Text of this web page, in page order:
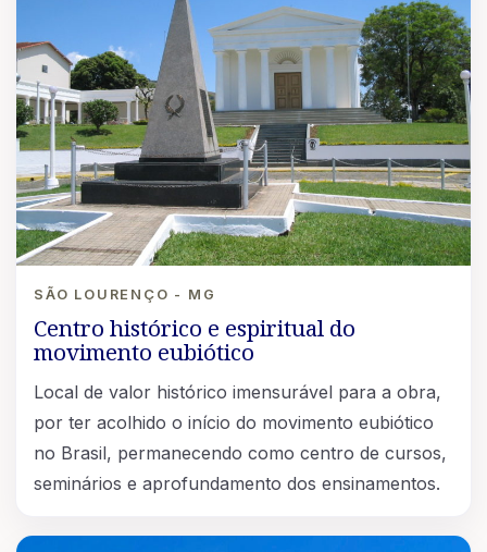
SÃO LOURENÇO - MG
Centro histórico e espiritual do
movimento eubiótico
Local de valor histórico imensurável para a obra,
por ter acolhido o início do movimento eubiótico
no Brasil, permanecendo como centro de cursos,
seminários e aprofundamento dos ensinamentos.